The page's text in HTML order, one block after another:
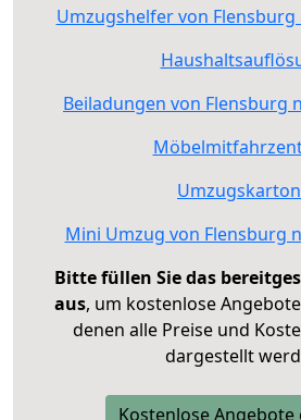
Umzugshelfer von
Beiladungen von Flensburg
Mini Umzug von Flensburg
Bitte füllen Sie das
aus, um kostenlose
denen alle Preise und
dargestellt
Kostenlose Angebote